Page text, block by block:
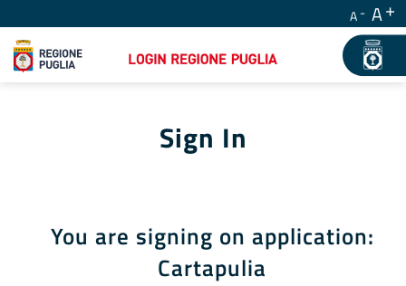
A A
Sign In
You are signing on application:
Cartapulia